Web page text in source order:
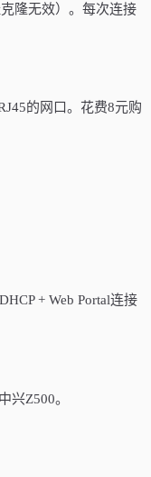
隆无效）。每次连接
的网口。花费8元购
+ Web Portal连接
兴Z500。